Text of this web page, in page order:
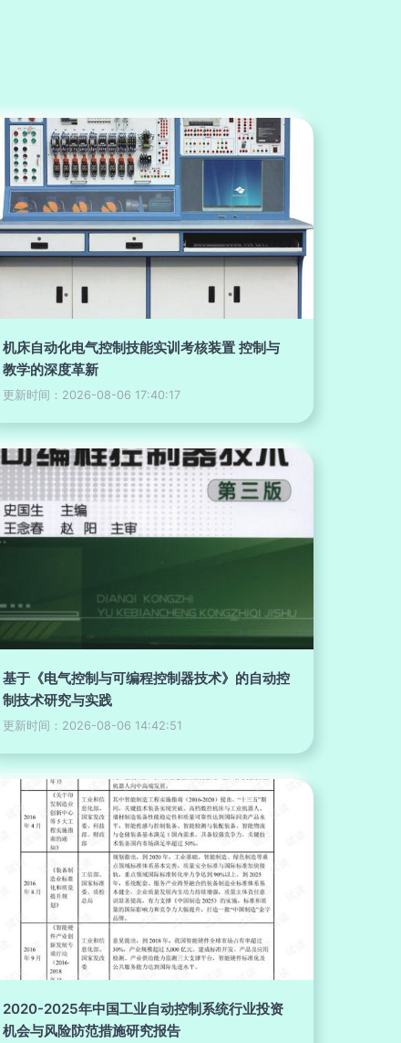
机床自动化电气控制技能实训考核装置 控制与
教学的深度革新
更新时间：2026-08-06 17:40:17
基于《电气控制与可编程控制器技术》的自动控
制技术研究与实践
更新时间：2026-08-06 14:42:51
2020-2025年中国工业自动控制系统行业投资
机会与风险防范措施研究报告